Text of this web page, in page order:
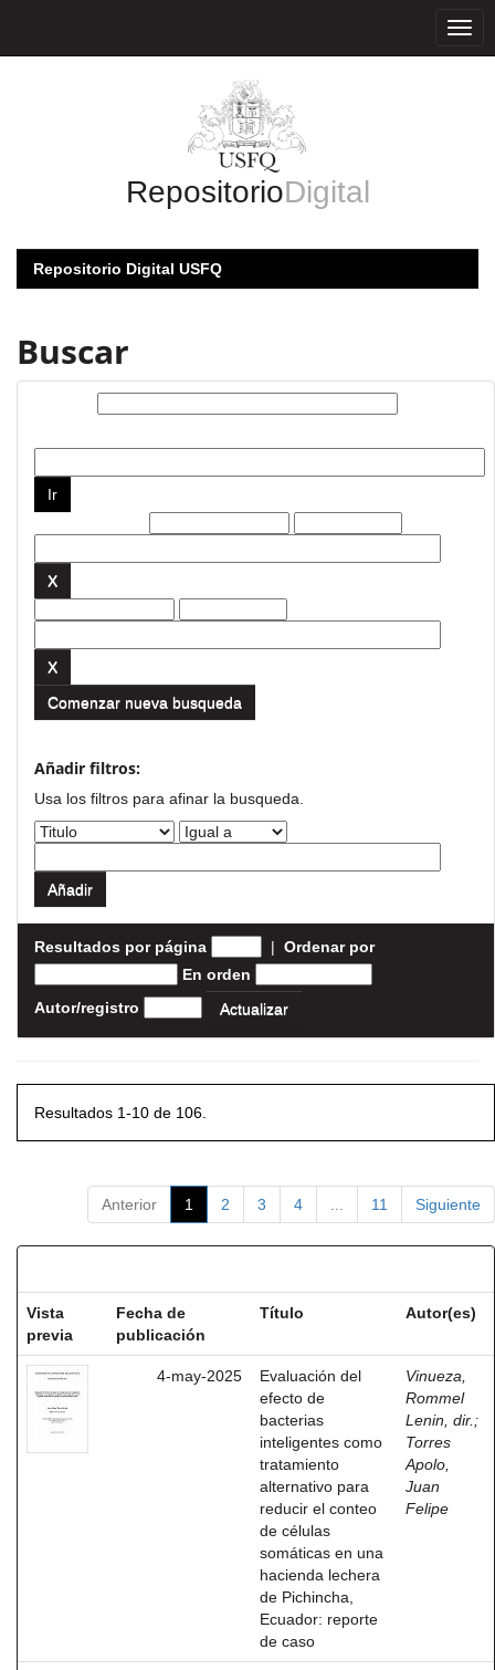
RepositorioDigital
Repositorio Digital USFQ
Buscar
Comenzar nueva busqueda
Añadir filtros:
Usa los filtros para afinar la busqueda.
Resultados por página | Ordenar por
En orden
Autor/registro
Resultados 1-10 de 106.
Anterior 1 2 3 4 11 Siguiente
Vista
previa
Fecha de
publicación
Título Autor(es)
4-may-2025
Evaluación del
efecto de
bacterias
inteligentes como
tratamiento
alternativo para
reducir el conteo
de células
somáticas en una
hacienda lechera
de Pichincha,
Ecuador: reporte
de caso
Vinueza,
Rommel
Lenin, dir. ;
Torres
Apolo,
Juan
Felipe